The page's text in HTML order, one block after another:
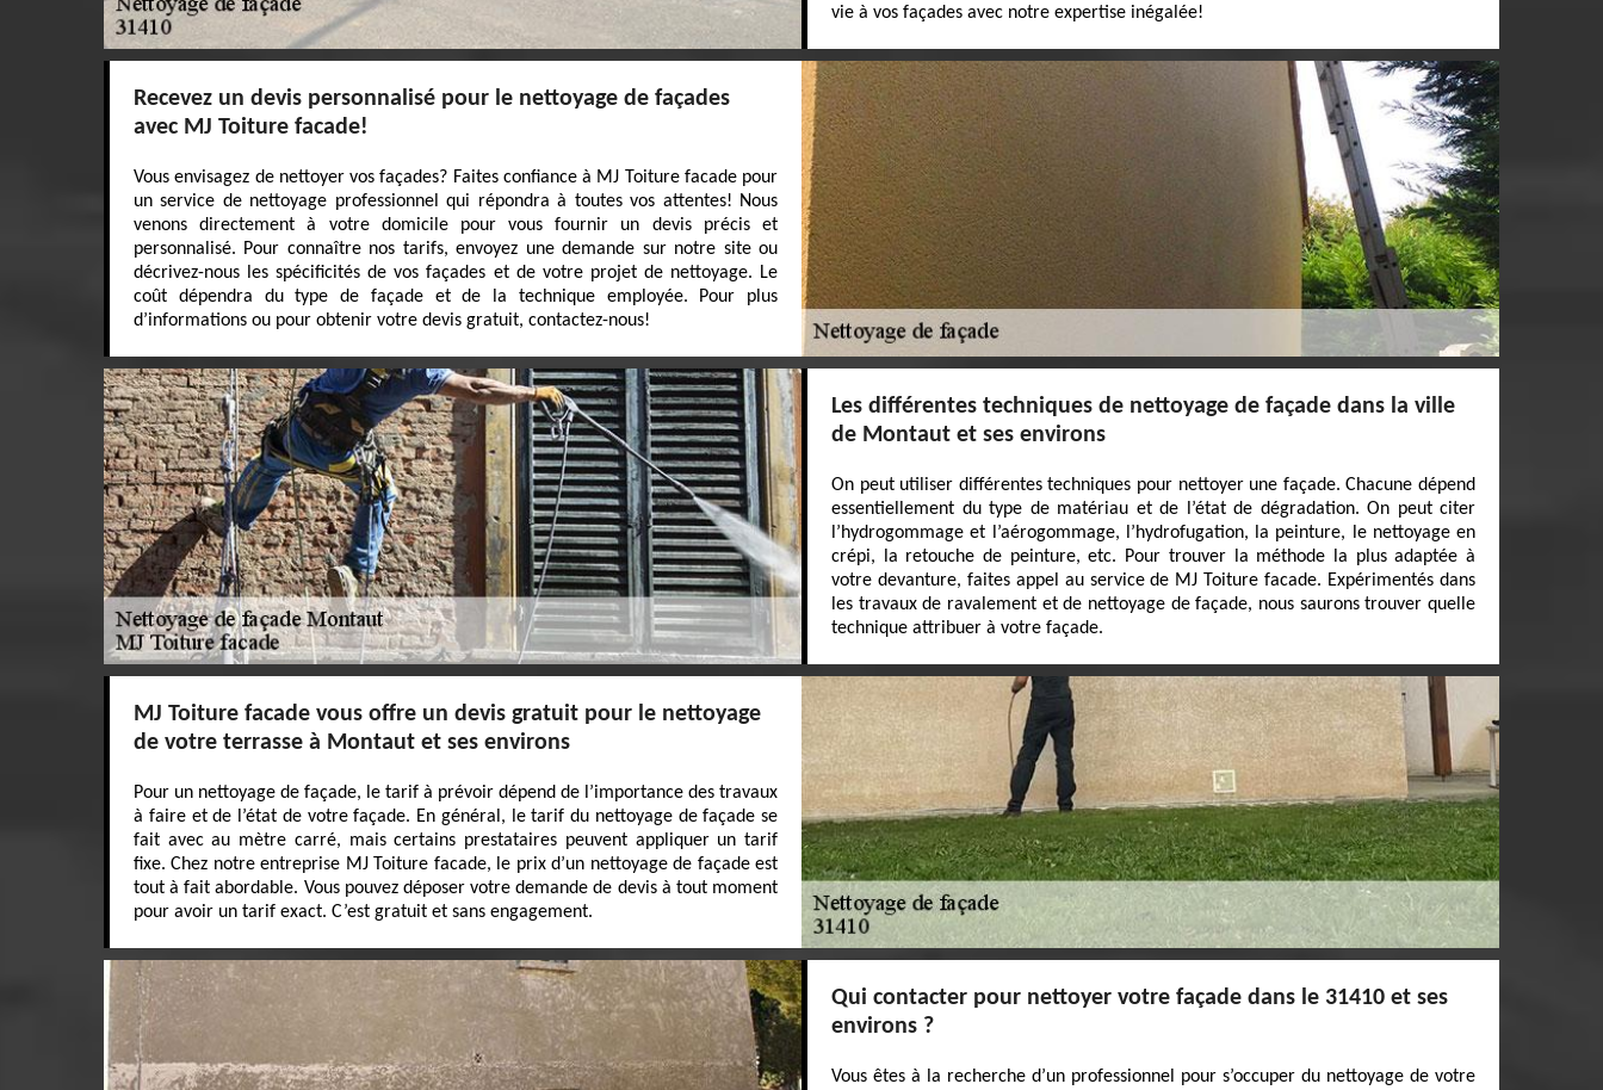
vie à vos façades avec notre expertise inégalée!
Recevez un devis personnalisé pour le nettoyage de façades
avec MJ Toiture facade!
Vous envisagez de nettoyer vos façades? Faites confiance à MJ Toiture facade pour
un service de nettoyage professionnel qui répondra à toutes vos attentes! Nous
venons directement à votre domicile pour vous fournir un devis précis et
personnalisé. Pour connaître nos tarifs, envoyez une demande sur notre site ou
décrivez-nous les spécificités de vos façades et de votre projet de nettoyage. Le
coût dépendra du type de façade et de la technique employée. Pour plus
d’informations ou pour obtenir votre devis gratuit, contactez-nous!
Les différentes techniques de nettoyage de façade dans la ville
de Montaut et ses environs
On peut utiliser différentes techniques pour nettoyer une façade. Chacune dépend
essentiellement du type de matériau et de l’état de dégradation. On peut citer
l’hydrogommage et l’aérogommage, l’hydrofugation, la peinture, le nettoyage en
crépi, la retouche de peinture, etc. Pour trouver la méthode la plus adaptée à
votre devanture, faites appel au service de MJ Toiture facade. Expérimentés dans
les travaux de ravalement et de nettoyage de façade, nous saurons trouver quelle
technique attribuer à votre façade.
MJ Toiture facade vous offre un devis gratuit pour le nettoyage
de votre terrasse à Montaut et ses environs
Pour un nettoyage de façade, le tarif à prévoir dépend de l’importance des travaux
à faire et de l’état de votre façade. En général, le tarif du nettoyage de façade se
fait avec au mètre carré, mais certains prestataires peuvent appliquer un tarif
fixe. Chez notre entreprise MJ Toiture facade, le prix d’un nettoyage de façade est
tout à fait abordable. Vous pouvez déposer votre demande de devis à tout moment
pour avoir un tarif exact. C’est gratuit et sans engagement.
Qui contacter pour nettoyer votre façade dans le 31410 et ses
environs ?
Vous êtes à la recherche d’un professionnel pour s’occuper du nettoyage de votre